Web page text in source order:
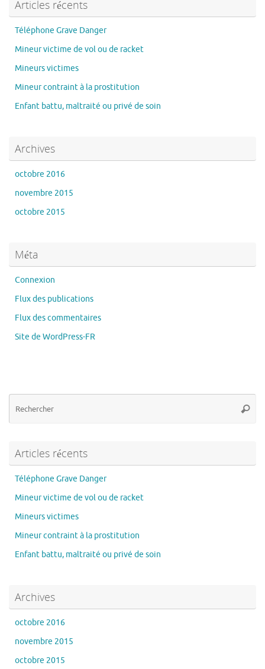
Articles récents
Téléphone Grave Danger
Mineur victime de vol ou de racket
Mineurs victimes
Mineur contraint à la prostitution
Enfant battu, maltraité ou privé de soin
Archives
octobre 2016
novembre 2015
octobre 2015
Méta
Connexion
Flux des publications
Flux des commentaires
Site de WordPress-FR
Articles récents
Téléphone Grave Danger
Mineur victime de vol ou de racket
Mineurs victimes
Mineur contraint à la prostitution
Enfant battu, maltraité ou privé de soin
Archives
octobre 2016
novembre 2015
octobre 2015